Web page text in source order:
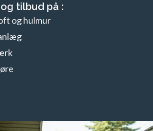
tilbud på :
og hulmur